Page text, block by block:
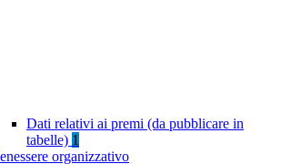
Dati relativi ai premi (da pubblicare in
tabelle) 1
organizzativo